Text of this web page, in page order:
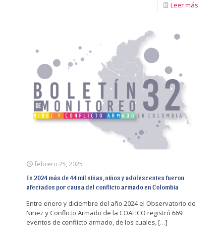
Leer más
febrero 25, 2025
En 2024 más de 44 mil niñas, niños y adolescentes fueron
afectados por causa del conflicto armado en Colombia
Entre enero y diciembre del año 2024 el Observatorio de
Niñez y Conflicto Armado de la COALICO registró 669
eventos de conflicto armado, de los cuales,[…]